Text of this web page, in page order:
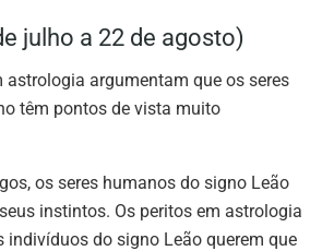
julho a 22 de agosto)
astrologia argumentam que os seres
têm pontos de vista muito
os seres humanos do signo Leão
instintos. Os peritos em astrologia
indivíduos do signo Leão querem que